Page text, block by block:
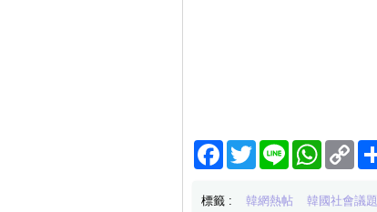
Facebook
TwitterLine WhatsApp
Copy
Link
標籤 : 韓網熱帖 韓國社會議題